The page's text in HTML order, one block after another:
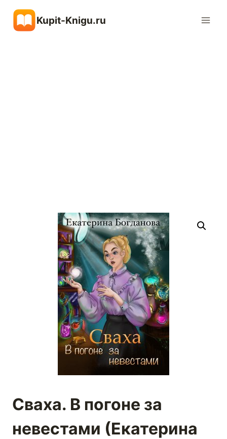
содержимому
Kupit-Knigu.ru
Сваха. В погоне за
невестами (Екатерина